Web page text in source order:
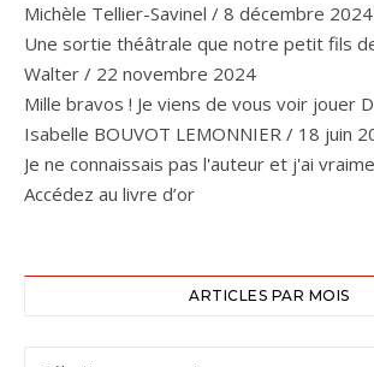
Michèle Tellier-Savinel / 8 décembre 2024
Une sortie théâtrale que notre petit fils
Walter / 22 novembre 2024
Mille bravos ! Je viens de vous voir jouer
Isabelle BOUVOT LEMONNIER / 18 juin
Je ne connaissais pas l'auteur et j'ai
Accédez au livre d’or
ARTICLES PAR MOIS